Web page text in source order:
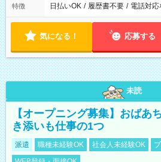
特徴 日払いOK / 履歴書不要 / 電話対応
気になる！ 応募する
未読
【オープニング募集】おばあ
き添いも仕事の1つ
派遣 職種未経験OK 社会人未経験OK